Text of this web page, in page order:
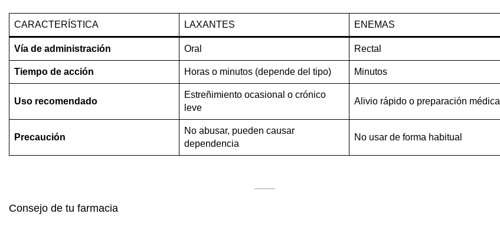
CARACTERÍSTICA LAXANTES ENEMAS
Vía de administración Oral Rectal
Tiempo de acción Horas o minutos (depende del tipo) Minutos
Uso recomendado
Estreñimiento ocasional o crónico
leve
Alivio rápido o preparación médica
Precaución
No abusar, pueden causar
dependencia
No usar de forma habitual
Consejo de tu farmacia